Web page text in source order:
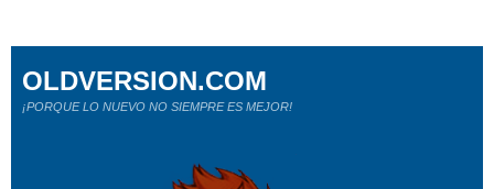
OLDVERSION.COM
¡PORQUE LO NUEVO NO SIEMPRE ES MEJOR!